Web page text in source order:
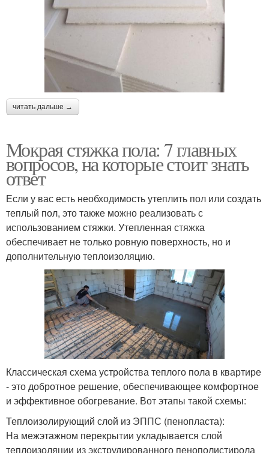
читать дальше →
Мокрая стяжка пола: 7 главных
вопросов, на которые стоит знать
ответ
Если у вас есть необходимость утеплить пол или создать
теплый пол, это также можно реализовать с
использованием стяжки. Утепленная стяжка
обеспечивает не только ровную поверхность, но и
дополнительную теплоизоляцию.
Классическая схема устройства теплого пола в квартире
- это добротное решение, обеспечивающее комфортное
и эффективное обогревание. Вот этапы такой схемы:
Теплоизолирующий слой из ЭППС (пенопласта):
На межэтажном перекрытии укладывается слой
теплоизоляции из экструдированного пенополистирола